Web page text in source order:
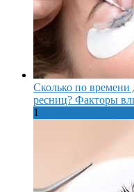
Сколько по времени
ресниц? Факторы
1